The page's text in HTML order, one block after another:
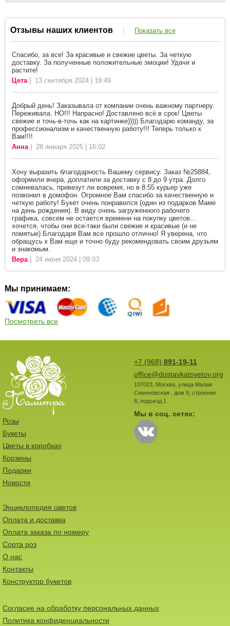
Отзывы наших клиентов | Показать все
Спасибо, за все! За красивые и свежие цветы. За четкую
доставку. За полученные положительные эмоции! Удачи и
растите!
Цета| 13 сентября 2024 | 19:49
Добрый день! Заказывала от компании очень важному партнеру.
Переживала. НО!!! Напрасно! Доставлено всё в срок! Цветы
свежие и точь-в-точь как на картинке))))) Благодарю команду, за
профессионализм и качественную работу!!! Теперь только к
Вам!!!!
Анна| 28 января 2025 | 16:02
Хочу выразить благодарность Вашему сервису. Заказ №25884,
оформили вчера, доплатили за доставку с 8 до 9 утра. Долго
сомневалась, привезут ли вовремя, но в 8:55 курьер уже
позвонил в домофон. Огромное Вам спасибо за качественную и
четкую работу! Букет очень понравился (один из подарков Маме
на день рождения). В виду очень загруженного рабочего
графика, совсем не остается времени на покупку цветов...
хочется, чтобы они все-таки были свежие и красивые (и не
помятые) Благодаря Вам все прошло отлично! Я уверена, что
обращусь к Вам еще и точно буду рекомендовать своим друзьям
и знакомым.
Вера| 24 июня 2024 | 09:03
Мы принимаем:
Посмотреть все
+7 (968) 891-19-11
office@dostavkatsvetov.org
107023, Москва, улица Малая
Семеновская , дом 9, строение
8, подъезд 1
Мы в соц. сетях:
Розы
Букеты
Цветы в коробках
Корзины
Подарки
Новости
Энциклопедия цветов
Оплата и доставка
Оплата заказа по номеру
Сорта роз
О нас
Контакты
Конструктор букетов
Согласие на обработку персональных данных
Политика конфиденциальности